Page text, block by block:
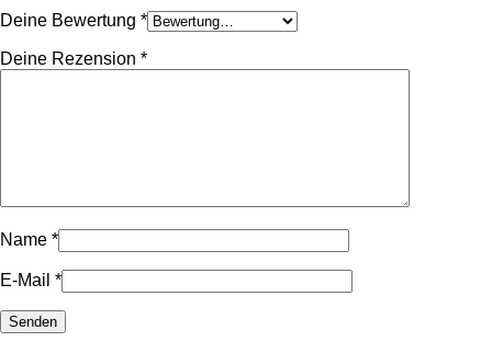
Deine Bewertung *
Deine Rezension *
Name *
E-Mail *